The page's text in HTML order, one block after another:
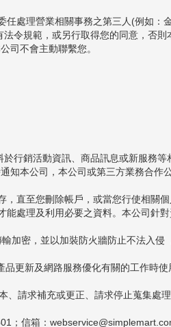
處理營業相關事務之第三人(例如：
令規範，或另行取得您的同意，否
司不會主動聯繫您。
行銷活動資訊、商品訊息或新服務
知本公司，本公司或第三方業務合作
直至您刪除帳戶，或當您行使相關個
處理及利用必要之資料。本公司針
加密，並以加裝防火牆防止不法入侵
更新及網路服務優化有關的工作時使
請求補充或更正、請求停止蒐集處
；信箱：